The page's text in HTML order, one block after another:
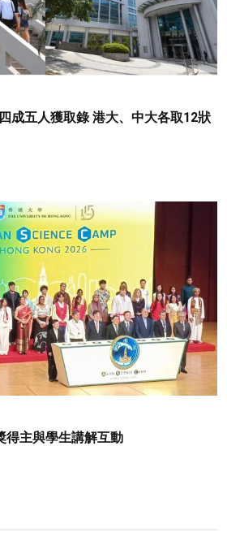
成五人獲取錄 港大、中大各取12狀
得主與學生講解互動